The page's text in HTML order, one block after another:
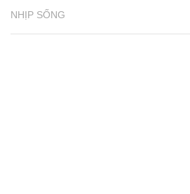
NHỊP SỐNG